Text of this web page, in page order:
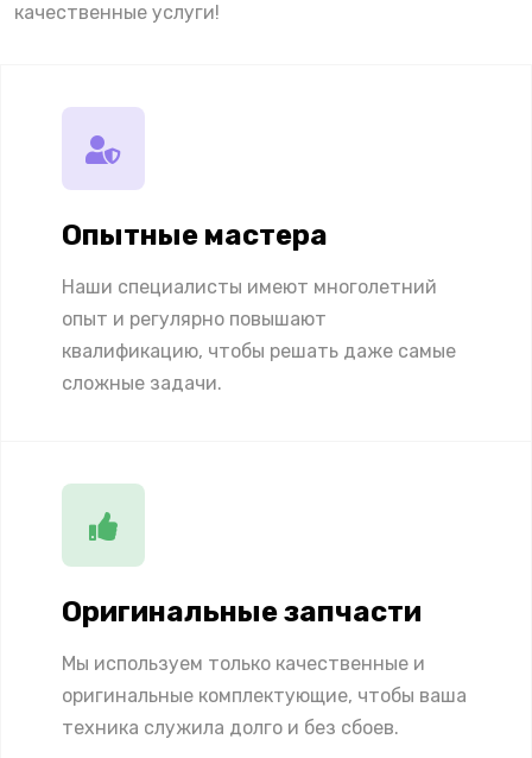
качественные услуги!
Опытные мастера
Наши специалисты имеют многолетний
опыт и регулярно повышают
квалификацию, чтобы решать даже самые
сложные задачи.
Оригинальные запчасти
Мы используем только качественные и
оригинальные комплектующие, чтобы ваша
техника служила долго и без сбоев.